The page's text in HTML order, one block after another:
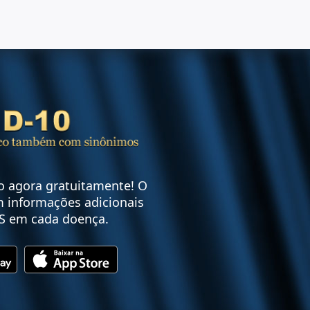
agora gratuitamente! O
informações adicionais
em cada doença.